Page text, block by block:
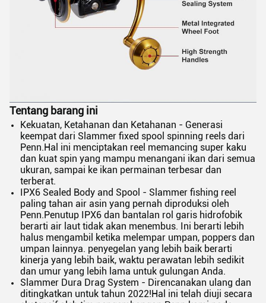
Tentang barang ini
Kekuatan, Ketahanan dan Ketahanan - Generasi
keempat dari Slammer fixed spool spinning reels dari
Penn.Hal ini menciptakan reel memancing super kaku
dan kuat spin yang mampu menangani ikan dari semua
ukuran, sampai ke ikan permainan terbesar dan
terberat.
IPX6 Sealed Body and Spool - Slammer fishing reel
paling tahan air asin yang pernah diproduksi oleh
Penn.Penutup IPX6 dan bantalan rol garis hidrofobik
berarti air laut tidak akan menembus. Ini berarti lebih
halus mengambil ketika melempar umpan, poppers dan
umpan lainnya. penyegelan yang lebih baik berarti
kinerja yang lebih baik, waktu perawatan lebih sedikit
dan umur yang lebih lama untuk gulungan Anda.
Slammer Dura Drag System - Direncanakan ulang dan
ditingkatkan untuk tahun 2022!Hal ini telah diuji secara